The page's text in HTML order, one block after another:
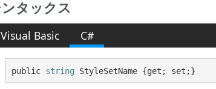
タックス
Visual Basic C#
public string StyleSetName {get; set;}